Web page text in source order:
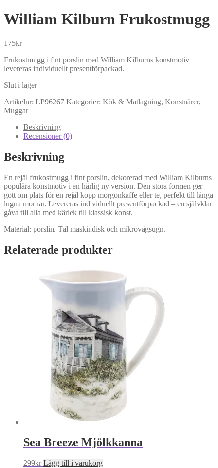
William Kilburn Frukostmugg
175kr
Frukostmugg i fint porslin med William Kilburns konstmotiv –
levereras individuellt presentförpackad.
Slut i lager
Artikelnr: LP96267 Kategorier: Kök & Matlagning, Konstnärer,
Muggar
Beskrivning
Recensioner (0)
Beskrivning
En rejäl frukostmugg i fint porslin, dekorerad med William Kilburns
populära konstmotiv i en härlig ny version. Den stora formen ger
gott om plats för en rejäl kopp morgonkaffe eller te, perfekt till långa
lugna mornar. Levereras individuellt presentförpackad – en självklar
gåva till alla med kärlek till klassisk konst.
Material: porslin. Tål maskindisk och mikrovågsugn.
Relaterade produkter
Sea Breeze Mjölkkanna
299kr Lägg till i varukorg